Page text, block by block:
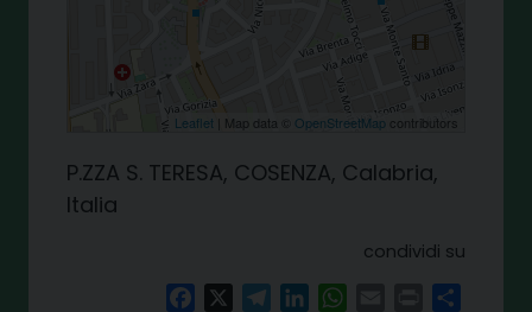
Leaflet | Map data © OpenStreetMap contributors
P.ZZA S. TERESA, COSENZA, Calabria,
Italia
condividi su
FacebookTelegramLinkedInWhatsAppPrint